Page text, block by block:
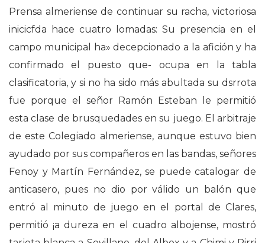
Prensa almeriense de continuar su racha, victoriosa
inicicfda hace cuatro lomadas: Su presencia en el
campo municipal ha» decepcionado a la afición y ha
confirmado el puesto que- ocupa en la tabla
clasificatoria, y si no ha sido más abultada su dsrrota
fue porque el señor Ramón Esteban le permitió
esta clase de brusquedades en su juego. El arbitraje
de este Colegiado almeriense, aunque estuvo bien
ayudado por sus compañeros en las bandas, señores
Fenoy y Martín Fernández, se puede catalogar de
anticasero, pues no dio por válido un balón que
entró al minuto de juego en el portal de Clares,
permitió ¡a dureza en el cuadro albojense, mostró